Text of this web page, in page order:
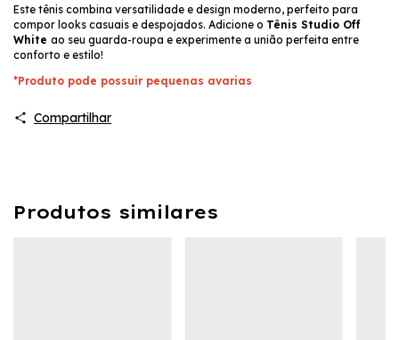
Este tênis combina versatilidade e design moderno, perfeito para
compor looks casuais e despojados. Adicione o Tênis Studio Off
White ao seu guarda-roupa e experimente a união perfeita entre
conforto e estilo!
*Produto pode possuir pequenas avarias
Compartilhar
Produtos similares